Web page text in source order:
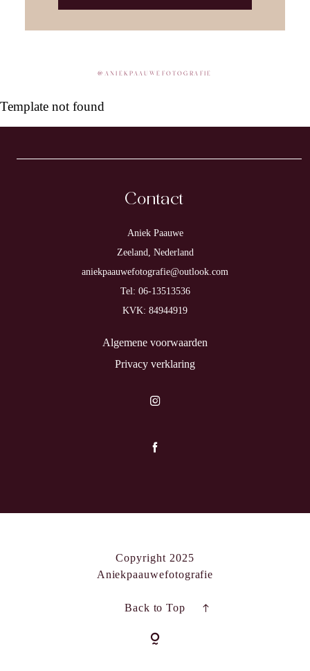
@ ANIEKPAAUWEFOTOGRAFIE
Template not found
Contact
Algemene voorwaarden
Privacy verklaring
Aniek Paauwe
Zeeland, Nederland
aniekpaauwefotografie@outlook.com
Tel: 06-13513536
KVK: 84944919
Copyright 2025
Aniekpaauwefotografie
Back to Top